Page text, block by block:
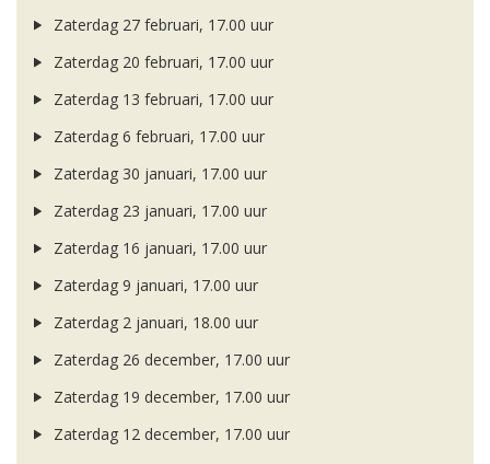
Zaterdag 27 februari, 17.00 uur
Zaterdag 20 februari, 17.00 uur
Zaterdag 13 februari, 17.00 uur
Zaterdag 6 februari, 17.00 uur
Zaterdag 30 januari, 17.00 uur
Zaterdag 23 januari, 17.00 uur
Zaterdag 16 januari, 17.00 uur
Zaterdag 9 januari, 17.00 uur
Zaterdag 2 januari, 18.00 uur
Zaterdag 26 december, 17.00 uur
Zaterdag 19 december, 17.00 uur
Zaterdag 12 december, 17.00 uur